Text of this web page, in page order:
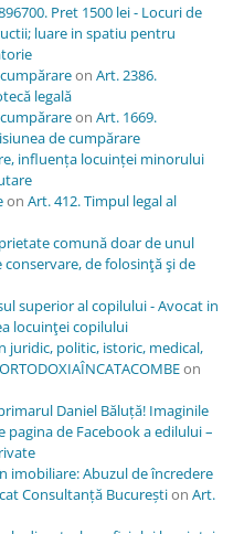
Pret 1500 lei - Locuri de
luare in spatiu pentru
on Art. 2386.
legală
on Art. 1669.
de cumpărare
influența locuinței minorului
on Art. 412. Timpul legal al
comună doar de unul
conservare, de folosinţă şi de
superior al copilului - Avocat in
locuinţei copilului
juridic, politic, istoric, medical,
on
Daniel Băluță! Imaginile
de Facebook a edilului –
imobiliare: Abuzul de încredere
Consultanță Bucureștion Art.